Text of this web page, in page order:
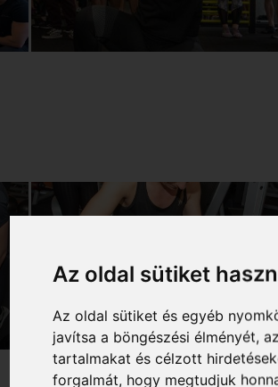
Az oldal sütiket
Az oldal sütiket és egyéb
javítsa a böngészési élményét,
tartalmakat és célzott
forgalmát, hogy megtudjuk